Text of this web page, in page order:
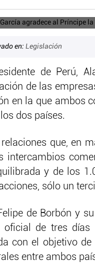
en: Legislación
de Perú,
de las
en la que ambos
dos países.
relaciones que, en
intercambios
y de los
sólo un
de Borbón y
oficial de tres días
con el objetivo
entre ambos